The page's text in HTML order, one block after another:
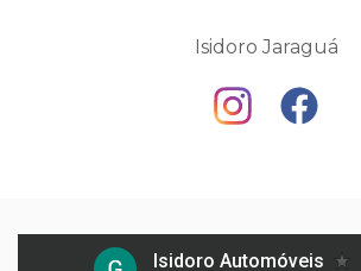
Isidoro Jaraguá